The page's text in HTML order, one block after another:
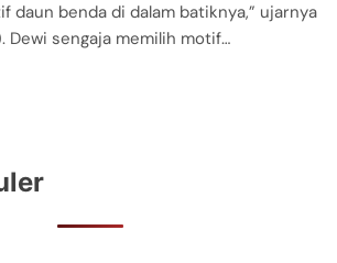
daun benda di dalam batiknya,” ujarnya
Dewi sengaja memilih motif…